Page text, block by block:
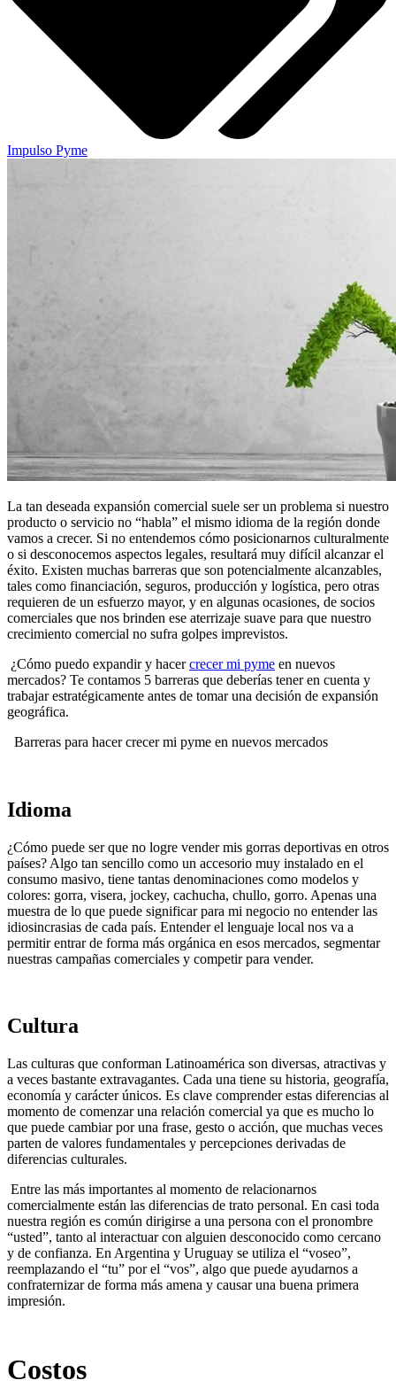
Impulso Pyme
La tan deseada expansión comercial suele ser un problema si nuestro
producto o servicio no “habla” el mismo idioma de la región donde
vamos a crecer. Si no entendemos cómo posicionarnos culturalmente
o si desconocemos aspectos legales, resultará muy difícil alcanzar el
éxito. Existen muchas barreras que son potencialmente alcanzables,
tales como financiación, seguros, producción y logística, pero otras
requieren de un esfuerzo mayor, y en algunas ocasiones, de socios
comerciales que nos brinden ese aterrizaje suave para que nuestro
crecimiento comercial no sufra golpes imprevistos.
¿Cómo puedo expandir y hacercrecer mi pyme en nuevos
mercados? Te contamos 5 barreras que deberías tener en cuenta y
trabajar estratégicamente antes de tomar una decisión de expansión
geográfica.
Barreras para hacer crecer mi pyme en nuevos mercados
Idioma
¿Cómo puede ser que no logre vender mis gorras deportivas en otros
países? Algo tan sencillo como un accesorio muy instalado en el
consumo masivo, tiene tantas denominaciones como modelos y
colores: gorra, visera, jockey, cachucha, chullo, gorro. Apenas una
muestra de lo que puede significar para mi negocio no entender las
idiosincrasias de cada país. Entender el lenguaje local nos va a
permitir entrar de forma más orgánica en esos mercados, segmentar
nuestras campañas comerciales y competir para vender.
Cultura
Las culturas que conforman Latinoamérica son diversas, atractivas y
a veces bastante extravagantes. Cada una tiene su historia, geografía,
economía y carácter únicos. Es clave comprender estas diferencias al
momento de comenzar una relación comercial ya que es mucho lo
que puede cambiar por una frase, gesto o acción, que muchas veces
parten de valores fundamentales y percepciones derivadas de
diferencias culturales.
Entre las más importantes al momento de relacionarnos
comercialmente están las diferencias de trato personal. En casi toda
nuestra región es común dirigirse a una persona con el pronombre
“usted”, tanto al interactuar con alguien desconocido como cercano
y de confianza. En Argentina y Uruguay se utiliza el “voseo”,
reemplazando el “tu” por el “vos”, algo que puede ayudarnos a
confraternizar de forma más amena y causar una buena primera
impresión.
Costos